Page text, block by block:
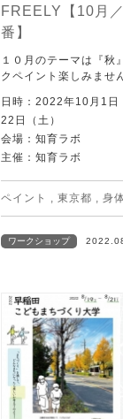
FREELY【10月
番】
１０月のテーマは『秋
クペイント楽しみませ
日時：2022年10月1
22日（土）
会場：知育ラボ
主催：知育ラボ
ペイント , 東京都 , 身
ワークショップ